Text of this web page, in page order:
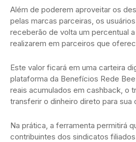
Além de poderem aproveitar os
pelas marcas parceiras, os
receberão de volta um percentual
realizarem em parceiros que
Este valor ficará em uma carteira
plataforma da Benefícios Rede
reais acumulados em cashback, o
transferir o dinheiro direto para sua
Na prática, a ferramenta permitirá
contribuintes dos sindicatos